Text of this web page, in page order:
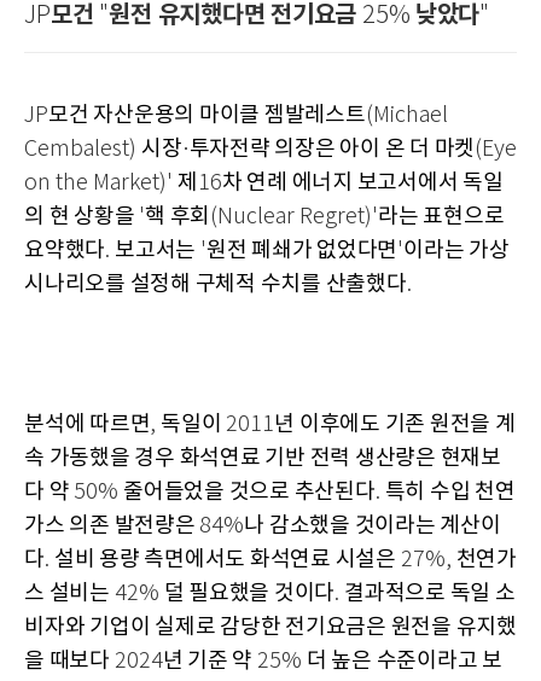
JP모건 "원전 유지했다면 전기요금 25% 낮았다"
JP모건 자산운용의 마이클 젬발레스트(Michael
Cembalest) 시장·투자전략 의장은 아이 온 더 마켓 (Eye
on the Market)' 제 16차 연례 에너지 보고서에서 독일
의 현 상황을 '핵 후회 (Nuclear Regret)'라는 표현으로
요약했다. 보고서는 '원전 폐쇄가 없었다면 '이라는 가상
시나리오를 설정해 구체적 수치를 산출했다.
분석에 따르면, 독일이 2011년 이후에도 기존 원전을 계
속 가동했을 경우 화석연료 기반 전력 생산량은 현재보
다 약 50% 줄어들었을 것으로 추산된다. 특히 수입 천연
가스 의존 발전량은 84%나 감소했을 것이라는 계산이
다. 설비 용량 측면에서도 화석연료 시설은 27%, 천연가
스 설비는 42% 덜 필요했을 것이다. 결과적으로 독일 소
비자와 기업이 실제로 감당한 전기요금은 원전을 유지했
을 때보다 2024년 기준 약 25% 더 높은 수준이라고 보